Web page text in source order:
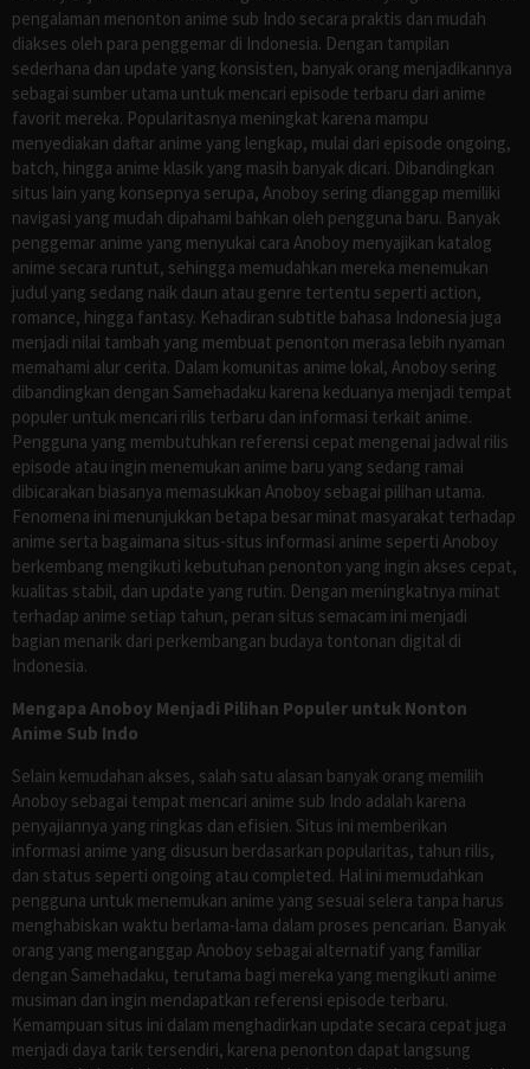
pengalaman menonton anime sub Indo secara praktis dan mudah
diakses oleh para penggemar di Indonesia. Dengan tampilan
sederhana dan update yang konsisten, banyak orang menjadikannya
sebagai sumber utama untuk mencari episode terbaru dari anime
favorit mereka. Popularitasnya meningkat karena mampu
menyediakan daftar anime yang lengkap, mulai dari episode ongoing,
batch, hingga anime klasik yang masih banyak dicari. Dibandingkan
situs lain yang konsepnya serupa, Anoboy sering dianggap memiliki
navigasi yang mudah dipahami bahkan oleh pengguna baru. Banyak
penggemar anime yang menyukai cara Anoboy menyajikan katalog
anime secara runtut, sehingga memudahkan mereka menemukan
judul yang sedang naik daun atau genre tertentu seperti action,
romance, hingga fantasy. Kehadiran subtitle bahasa Indonesia juga
menjadi nilai tambah yang membuat penonton merasa lebih nyaman
memahami alur cerita. Dalam komunitas anime lokal, Anoboy sering
dibandingkan dengan Samehadaku karena keduanya menjadi tempat
populer untuk mencari rilis terbaru dan informasi terkait anime.
Pengguna yang membutuhkan referensi cepat mengenai jadwal rilis
episode atau ingin menemukan anime baru yang sedang ramai
dibicarakan biasanya memasukkan Anoboy sebagai pilihan utama.
Fenomena ini menunjukkan betapa besar minat masyarakat terhadap
anime serta bagaimana situs-situs informasi anime seperti Anoboy
berkembang mengikuti kebutuhan penonton yang ingin akses cepat,
kualitas stabil, dan update yang rutin. Dengan meningkatnya minat
terhadap anime setiap tahun, peran situs semacam ini menjadi
bagian menarik dari perkembangan budaya tontonan digital di
Indonesia.
Mengapa Anoboy Menjadi Pilihan Populer untuk Nonton
Anime Sub Indo
Selain kemudahan akses, salah satu alasan banyak orang memilih
Anoboy sebagai tempat mencari anime sub Indo adalah karena
penyajiannya yang ringkas dan efisien. Situs ini memberikan
informasi anime yang disusun berdasarkan popularitas, tahun rilis,
dan status seperti ongoing atau completed. Hal ini memudahkan
pengguna untuk menemukan anime yang sesuai selera tanpa harus
menghabiskan waktu berlama-lama dalam proses pencarian. Banyak
orang yang menganggap Anoboy sebagai alternatif yang familiar
dengan Samehadaku, terutama bagi mereka yang mengikuti anime
musiman dan ingin mendapatkan referensi episode terbaru.
Kemampuan situs ini dalam menghadirkan update secara cepat juga
menjadi daya tarik tersendiri, karena penonton dapat langsung